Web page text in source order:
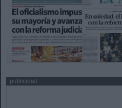
publicidad